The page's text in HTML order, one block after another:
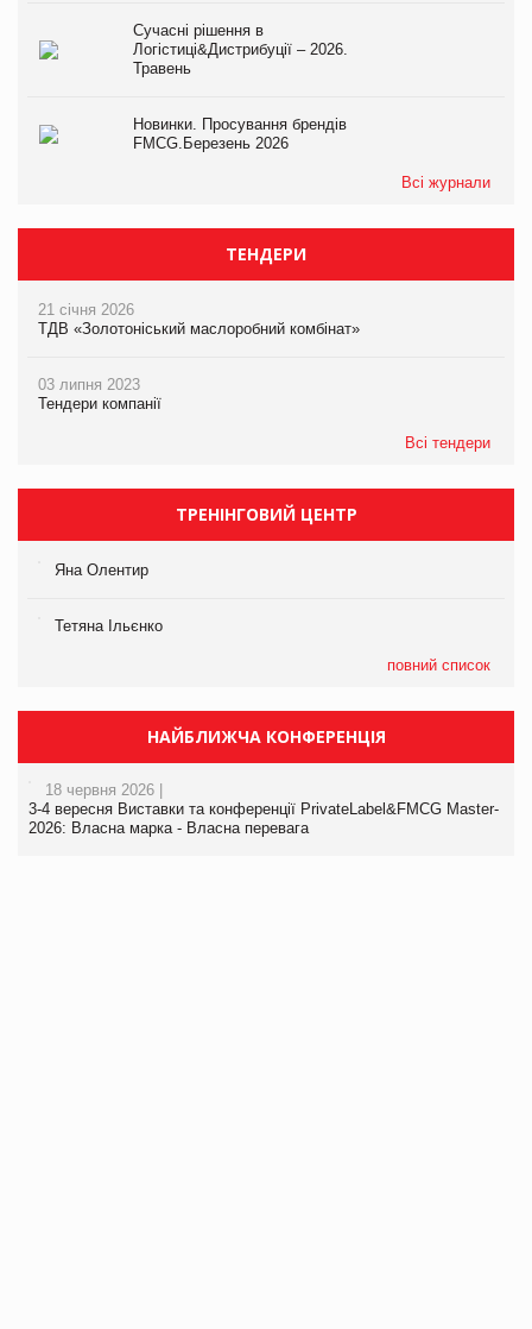
Сучасні рішення в
Логістиці&Дистрибуції – 2026.
Травень
Новинки. Просування брендів
FMCG.Березень 2026
Всі журнали
ТЕНДЕРИ
21 січня 2026
ТДВ «Золотоніський маслоробний комбінат»
03 липня 2023
Тендери компанії
Всі тендери
ТРЕНІНГОВИЙ ЦЕНТР
Яна Олентир
Тетяна Ільєнко
повний список
НАЙБЛИЖЧА КОНФЕРЕНЦІЯ
18 червня 2026 |
3-4 вересня Виставки та конференції PrivateLabel&FMCG Master-
2026: Власна марка - Власна перевага